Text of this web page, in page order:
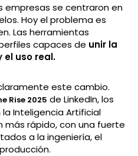
empresas se centraron en
Hoy el problema es
Las herramientas
capaces de unir la
uso real.
este cambio.
Rise 2025 de LinkedIn, los
Inteligencia Artificial
rápido, con una fuerte
a la ingeniería, el